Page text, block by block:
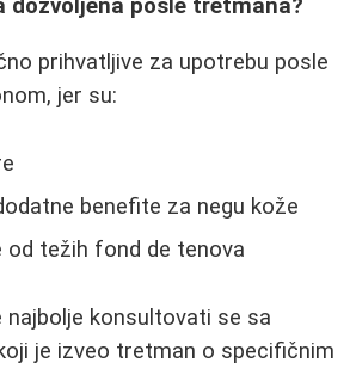
dozvoljena posle tretmana?
prihvatljive za upotrebu posle
jer su:
benefite za negu kože
od težih fond de tenova
najbolje konsultovati se sa
je izveo tretman o specifičnim